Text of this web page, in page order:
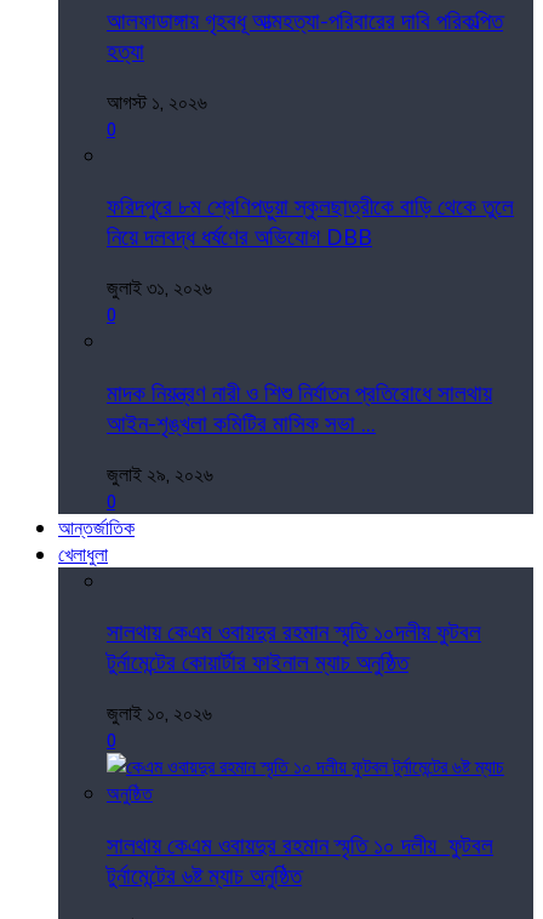
আলফাডাঙ্গায় গৃহবধূ আত্মহত্যা-পরিবারের দাবি পরিকল্পিত
হত্যা
আগস্ট ১, ২০২৬
0
ফরিদপুরে ৮ম শ্রেণিপড়ুয়া স্কুলছাত্রীকে বাড়ি থেকে তুলে
নিয়ে দলবদ্ধ ধর্ষণের অভিযোগ DBB
জুলাই ৩১, ২০২৬
0
মাদক নিয়ন্ত্রণ নারী ও শিশু নির্যাতন প্রতিরোধে সালথায়
আইন-শৃঙ্খলা কমিটির মাসিক সভা ...
জুলাই ২৯, ২০২৬
0
আন্তর্জাতিক
খেলাধুলা
সালথায় কেএম ওবায়দুর রহমান স্মৃতি ১০দলীয় ফুটবল
টুর্নামেন্টের কোয়ার্টার ফাইনাল ম্যাচ অনুষ্ঠিত
জুলাই ১০, ২০২৬
0
সালথায় কেএম ওবায়দুর রহমান স্মৃতি ১০ দলীয় ফুটবল
টুর্নামেন্টের ৬ষ্ট ম্যাচ অনুষ্ঠিত